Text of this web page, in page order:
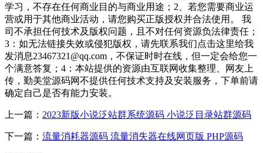
学习，不存在任何商业目的与商业用途；2、若您需要商业运
营或用于其他商业活动，请您购买正版授权并合法使用。 我
司不承担任何技术及版权问题，且不对任何资源负法律责任；
3：如无法链接失效或侵犯版权，请先联系我们点击这里给我
发消息23467321@qq.com，不保证时时在线，但一定会给您一
个满意答复；4：本站提供的资源由互联网收集整理、网友上
传，勤美堂源码网不提供任何技术支持及安装服务，下单前请
确定自己是否有能力安装。
上一篇： 2023新版小说泛站群系统源码 小说泛目录站群源码
下一篇： 流量消耗器源码 流量消失器在线网页版 PHP源码